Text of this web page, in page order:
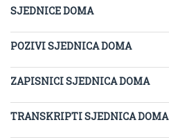
SJEDNICE DOMA
POZIVI SJEDNICA DOMA
ZAPISNICI SJEDNICA DOMA
TRANSKRIPTI SJEDNICA DOMA